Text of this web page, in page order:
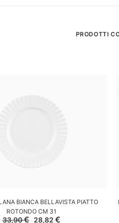
PRODOTTI
AL CARRELLO
BIANCA BELLAVISTA PIATTO
ROTONDO CM 31
33,90€ Il
28,82€